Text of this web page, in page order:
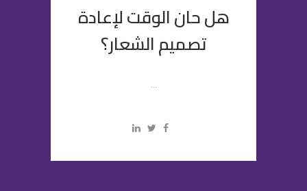
هل حان الوقت لإعادة
تصميم الشعار؟
...